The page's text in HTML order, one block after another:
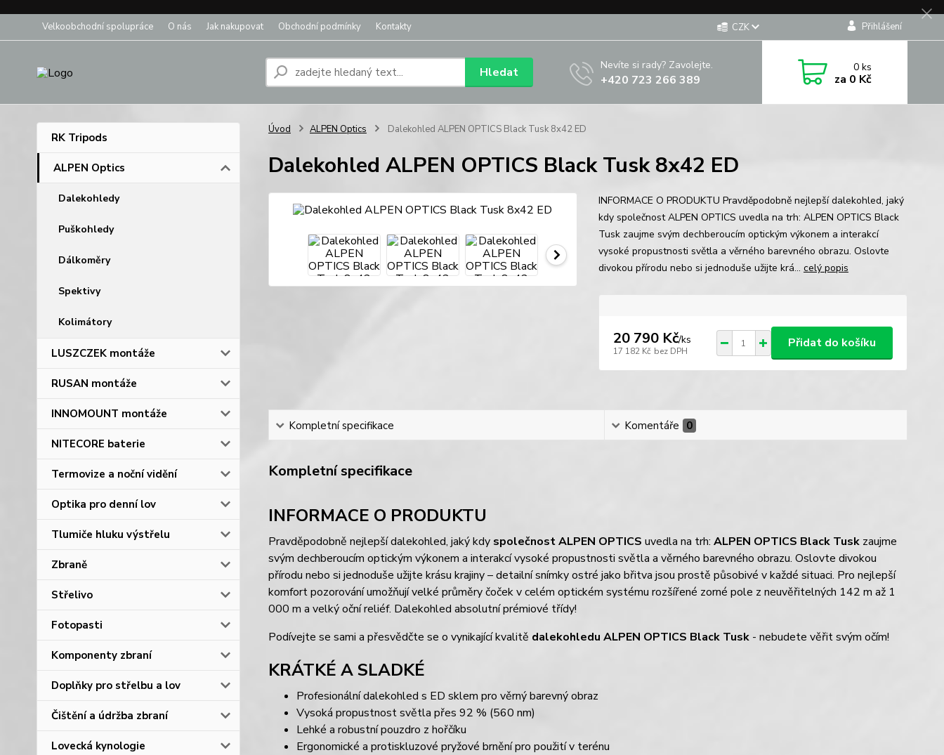
Velkoobchodní spolupráce O nás Jak nakupovat Obchodní podmínky Kontakty CZK Přihlášení
Hledat Nevíte si rady? Zavolejte.
+420 723 266 389
0ks
za 0 Kč
RK Tripods
ALPEN Optics
Dalekohledy
Puškohledy
Dálkoměry
Spektivy
Kolimátory
LUSZCZEK montáže
RUSAN montáže
INNOMOUNT montáže
NITECORE baterie
Termovize a noční vidění
Optika pro denní lov
Tlumiče hluku výstřelu
Zbraně
Střelivo
Fotopasti
Komponenty zbraní
Doplňky pro střelbu a lov
Čištění a údržba zbraní
Lovecká kynologie
Úvod ALPEN Optics Dalekohled ALPEN OPTICS Black Tusk 8x42 ED
Dalekohled ALPEN OPTICS Black Tusk 8x42 ED
INFORMACE O PRODUKTU Pravděpodobně nejlepší dalekohled, jaký
kdy společnost ALPEN OPTICS uvedla na trh: ALPEN OPTICS Black
Tusk zaujme svým dechberoucím optickým výkonem a interakcí
vysoké propustnosti světla a věrného barevného obrazu. Oslovte
divokou přírodu nebo si jednoduše užijte krá... celý popis
20 790 Kč/ks
17 182 Kč bez DPH
Přidat do košíku
Kompletní specifikace Komentáře 0
Kompletní specifikace
INFORMACE O PRODUKTU
Pravděpodobně nejlepší dalekohled, jaký kdy společnost ALPEN OPTICS uvedla na trh: ALPEN OPTICS Black Tuskzaujme
svým dechberoucím optickým výkonem a interakcí vysoké propustnosti světla a věrného barevného obrazu. Oslovte divokou
přírodu nebo si jednoduše užijte krásu krajiny – detailní snímky ostré jako břitva jsou prostě působivé v každé situaci. Pro nejlepší
komfort pozorování umožňují velké průměry čoček v celém optickém systému rozšířené zorné pole z neuvěřitelných 142 m až 1
000 m a velký oční reliéf. Dalekohled absolutní prémiové třídy!
Podívejte se sami a přesvědčte se o vynikající kvalitě dalekohledu ALPEN OPTICS Black Tusk- nebudete věřit svým očím!
KRÁTKÉ A SLADKÉ
Profesionální dalekohled s ED sklem pro věrný barevný obraz
Vysoká propustnost světla přes 92 % (560 nm)
Lehké a robustní pouzdro z hořčíku
Ergonomické a protiskluzové pryžové brnění pro použití v terénu